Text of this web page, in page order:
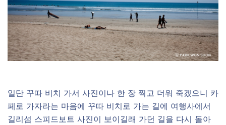
일단 꾸따 비치 가서 사진이나 한 장 찍고 더워 죽겠으니 카
페로 가자라는 마음에 꾸따 비치로 가는 길에 여행사에서
길리섬 스피드보트 사진이 보이길래 가던 길을 다시 돌아